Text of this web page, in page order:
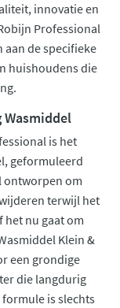
innovatie en
Professional
aan de specifieke
huishoudens die
is het
geformuleerd
ontworpen om
terwijl het
het nu gaat om
Klein &
een grondige
die langdurig
is slechts